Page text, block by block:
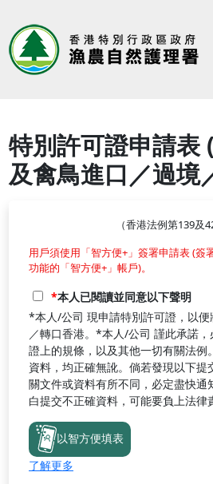
特別許可證申請表
及禽鳥進口／過境
（香港法例第139及
用戶須使用「智方便+」簽署申請表 (簽
功能的「智方便+」帳戶)。
本人已閱讀並同意以下聲明
*本人/公司 現申請特別許可證，以
／轉口香港。*本人/公司 謹此承諾
證上的規條，以及其他一切有關法例
資料，均正確無訛。倘若發現以下提
關文件或資料有所不同，必定盡快
白提交不正確資料，可能要負上法律
以智方便填表
了解更多